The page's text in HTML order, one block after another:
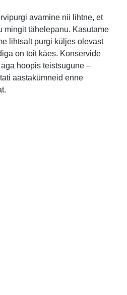
avamine nii lihtne, et
mingit tähelepanu. Kasutame
lihtsalt purgi küljes olevast
on toit käes. Konservide
hoopis teistsugune –
aastakümneid enne